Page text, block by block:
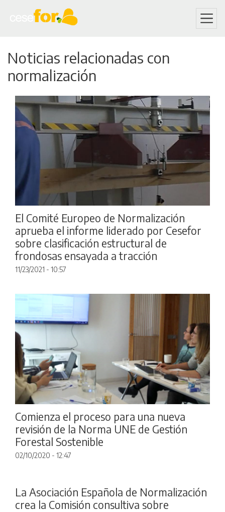
to
Noticias relacionadas con
normalización
El Comité Europeo de Normalización
aprueba el informe liderado por Cesefor
sobre clasificación estructural de
frondosas ensayada a tracción
11/23/2021 - 10:57
Comienza el proceso para una nueva
revisión de la Norma UNE de Gestión
Forestal Sostenible
02/10/2020 - 12:47
La Asociación Española de Normalización
crea la Comisión consultiva sobre